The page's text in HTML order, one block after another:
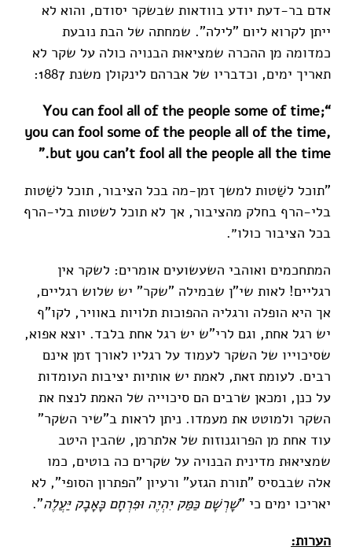
אדם בר-דעת יודע בוודאות שבשקר יסודם, והוא לא
ייתן לקרוא ליום "לילה". שמחתה של הבת נובעת
כמדומה מן ההכרה שמציאוּת הבנויה כולה על שקר לא
תאריך ימים, וכדבריו של אברהם לינקולן משנת 1887:
“You can fool all of the people some of time;
you can fool some of the people all of the time,
but you can't fool all the people all the time.”
"תוכל לשַׁטות למשך זמן-מה בכל הציבור, תוכל לשַׁטות
בלי-הרף בחלק מהציבור, אך לא תוכל לשטות בלי-הרף
בכל הציבור כולו״.
המתחכמים ואוהבי השעשועים אומרים: לשקר אין
רגליים! לאות שי"ן שבמילה "שקר" יש שלוש רגליים,
אך היא הופלה ורגליה ההפוכות תלויות באוויר, לקו"ף
יש רגל אחת, וגם לרי"ש יש רגל אחת בלבד. יוצא אפוא,
שסיכוייו של השקר לעמוד על רגליו לאורך זמן אינם
רבים. לעומת זאת, לאמת יש אותיות יציבות העומדות
על כנן, ומכאן שרבים הם סיכוייה של האמת לנצח את
השקר ולמוטט את מעמדו. ניתן לראות ב"שיר השקר"
עוד אחת מן הפרוגנוזות של אלתרמן, שהבין היטב
שמציאוּת מדינית הבנויה על שקרים כה בוטים, כמו
אלה שבבסיס "תורת הגזע" ורעיון "הפתרון הסופי", לא
יאריכו ימים כי "שָׁרְשָׁם כַּמַּק יִהְיֶה וּפִרְחָם כָּאָבָק יַּעֲלֶה".
הערות: